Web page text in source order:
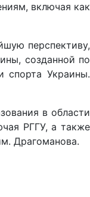
включая как
перспективу,
созданной по
спорта Украины.
в области
РГГУ, а также
Драгоманова.